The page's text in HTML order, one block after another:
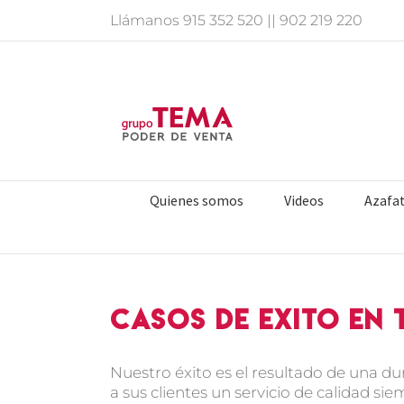
Llámanos 915 352 520 || 902 219 220
Quienes somos Videos
Casos de Exito en
Nuestro éxito es el resultado de una
a sus clientes un servicio de calidad